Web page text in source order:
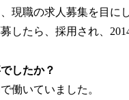
現職の求人募集を目に
したら、採用され、
したか？
働いていました。